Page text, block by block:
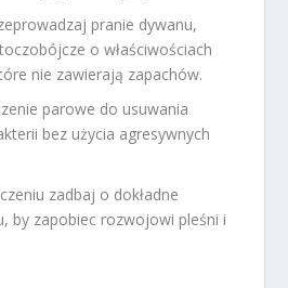
pranie dywanu,
o właściwościach
nie zawierają zapachów.
parowe do usuwania
bez użycia agresywnych
zadbaj o dokładne
by zapobiec rozwojowi pleśni i